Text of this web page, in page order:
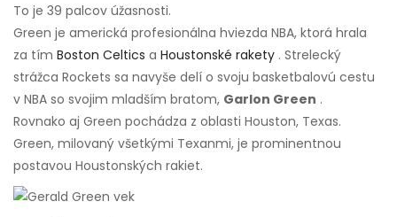
To je 39 palcov úžasnosti.
Green je americká profesionálna hviezda NBA, ktorá hrala
za tím Boston Celtics a Houstonské rakety . Strelecký
strážca Rockets sa navyše delí o svoju basketbalovú cestu
v NBA so svojim mladším bratom, Garlon Green .
Rovnako aj Green pochádza z oblasti Houston, Texas.
Green, milovaný všetkými Texanmi, je prominentnou
postavou Houstonských rakiet.